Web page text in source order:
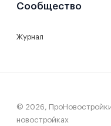
Сообщество
Журнал
© 2026,
новостройках